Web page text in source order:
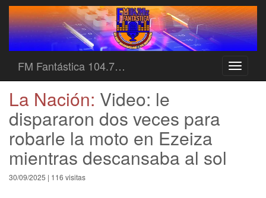
Toggle
FM Fantástica 104.7…
La Nación: Video: le
dispararon dos veces para
robarle la moto en Ezeiza
mientras descansaba al sol
30/09/2025 | 116 visitas